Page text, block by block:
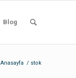
Blog
Anasayfa / stok